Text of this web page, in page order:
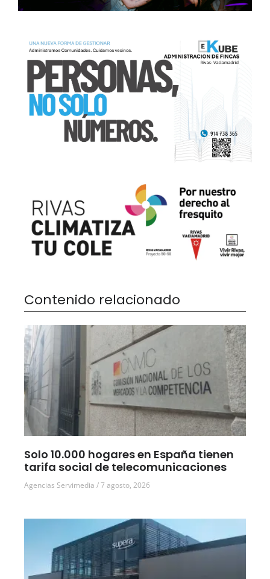
Contenido relacionado
Solo 10.000 hogares en España tienen
tarifa social de telecomunicaciones
Agencias Servimedia 7 agosto, 2026